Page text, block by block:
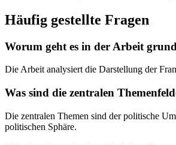
Häufig gestellte Fragen
Worum geht es in der Arbeit
Die Arbeit analysiert die Darstellung der
Was sind die zentralen
Die zentralen Themen sind der politische
politischen Sphäre.